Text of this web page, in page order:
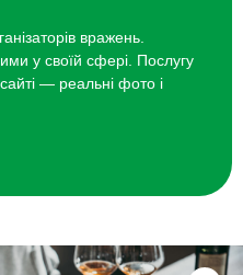
вражень.
у своїй сфері. Послугу
— реальні фото і